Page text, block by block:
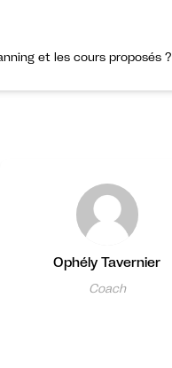
et les cours proposés ?
Ophély Tavernier
Coach